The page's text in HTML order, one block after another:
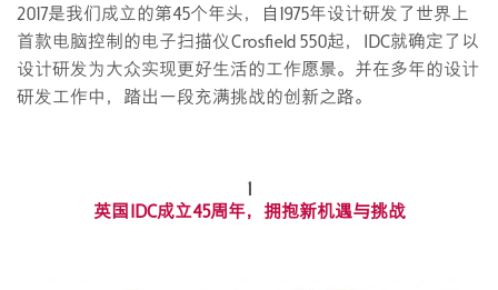
2017是我们成立的第45个年头，自1975年设计研发了世界上
首款电脑控制的电子扫描仪Crosfield 550起，IDC就确定了以
设计研发为大众实现更好生活的工作愿景。并在多年的设计
研发工作中，踏出一段充满挑战的创新之路。
1
英国IDC成立45周年，拥抱新机遇与挑战